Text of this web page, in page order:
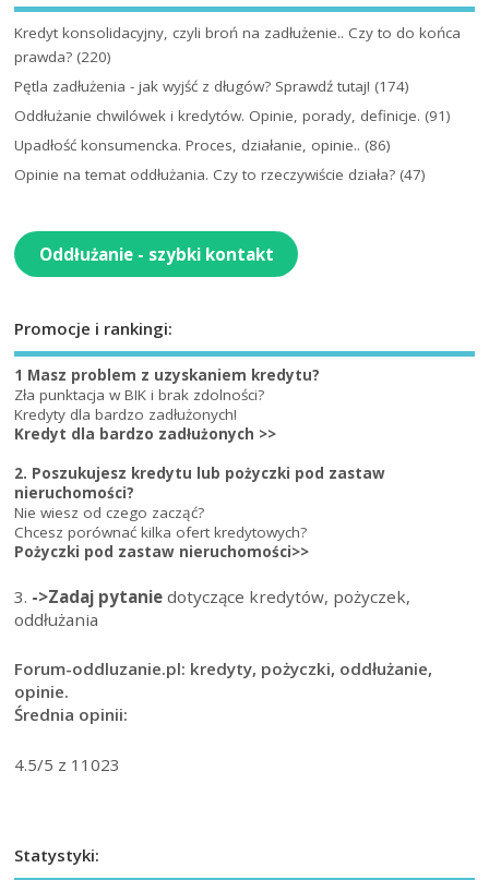
Kredyt konsolidacyjny, czyli broń na zadłużenie.. Czy to do końca
prawda? (220)
Pętla zadłużenia - jak wyjść z długów? Sprawdź tutaj! (174)
Oddłużanie chwilówek i kredytów. Opinie, porady, definicje. (91)
Upadłość konsumencka. Proces, działanie, opinie.. (86)
Opinie na temat oddłużania. Czy to rzeczywiście działa? (47)
Oddłużanie - szybki kontakt
Promocje i rankingi:
1 Masz problem z uzyskaniem kredytu?
Zła punktacja w BIK i brak zdolności?
Kredyty dla bardzo zadłużonych!
Kredyt dla bardzo zadłużonych >>
2. Poszukujesz kredytu lub pożyczki pod zastaw
nieruchomości?
Nie wiesz od czego zacząć?
Chcesz porównać kilka ofert kredytowych?
Pożyczki pod zastaw nieruchomości>>
3. ->Zadaj pytanie dotyczące kredytów, pożyczek,
oddłużania
Forum-oddluzanie.pl: kredyty, pożyczki, oddłużanie,
opinie.
Średnia opinii:
4.5/5 z 11023
Statystyki: